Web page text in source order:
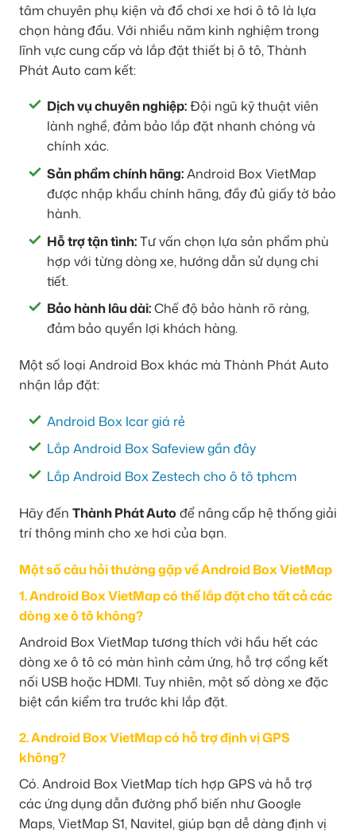
tâm chuyên phụ kiện và đồ chơi xe hơi ô tô là lựa
chọn hàng đầu. Với nhiều năm kinh nghiệm trong
lĩnh vực cung cấp và lắp đặt thiết bị ô tô, Thành
Phát Auto cam kết:
Dịch vụ chuyên nghiệp:Đội ngũ kỹ thuật viên
lành nghề, đảm bảo lắp đặt nhanh chóng và
chính xác.
Sản phẩm chính hãng:Android Box VietMap
được nhập khẩu chính hãng, đầy đủ giấy tờ bảo
hành.
Hỗ trợ tận tình:Tư vấn chọn lựa sản phẩm phù
hợp với từng dòng xe, hướng dẫn sử dụng chi
tiết.
Bảo hành lâu dài:Chế độ bảo hành rõ ràng,
đảm bảo quyền lợi khách hàng.
Một số loại Android Box khác mà Thành Phát Auto
nhận lắp đặt:
Android Box Icar giá rẻ
Lắp Android Box Safeview gần đây
Lắp Android Box Zestech cho ô tô tphcm
Hãy đến Thành Phát Auto để nâng cấp hệ thống giải
trí thông minh cho xe hơi của bạn.
Một số câu hỏi thường gặp về Android Box VietMap
1. Android Box VietMap có thể lắp đặt cho tất cả các
dòng xe ô tô không?
Android Box VietMap tương thích với hầu hết các
dòng xe ô tô có màn hình cảm ứng, hỗ trợ cổng kết
nối USB hoặc HDMI. Tuy nhiên, một số dòng xe đặc
biệt cần kiểm tra trước khi lắp đặt.
2. Android Box VietMap có hỗ trợ định vị GPS
không?
Có. Android Box VietMap tích hợp GPS và hỗ trợ
các ứng dụng dẫn đường phổ biến như Google
Maps, VietMap S1, Navitel, giúp bạn dễ dàng định vị